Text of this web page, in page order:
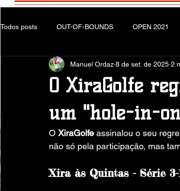
Todos posts OUT-OF-BOUNDS OPEN 2021
O XiraGolfe
um "hole-in-
Manuel Ordaz 8 de set. de 2025 2
O XiraGolfe assinalou o seu
não só pela participação, mas
Xira às Quintas - Série